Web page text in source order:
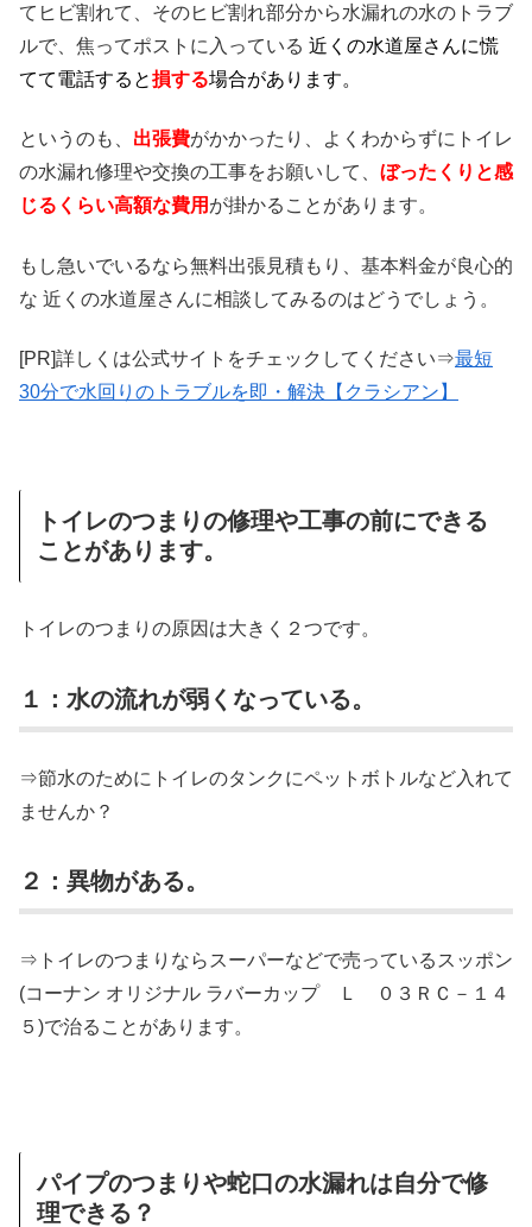
てヒビ割れて、そのヒビ割れ部分から水漏れの水のトラブ
ルで、焦ってポストに入っている 近くの水道屋さんに慌
てて電話すると損する場合があります。
というのも、 出張費がかかったり、よくわからずにトイレ
の水漏れ修理や交換の工事をお願いして、 ぼったくりと感
じるくらい高額な費用 が掛かることがあります。
もし急いでいるなら無料出張見積もり、基本料金が良心的
な 近くの水道屋さんに相談してみるのはどうでしょう。
[PR]詳しくは公式サイトをチェックしてください⇒最短
30分で水回りのトラブルを即・解決【クラシアン】
トイレのつまりの修理や工事の前にできる
ことがあります。
トイレのつまりの原因は大きく２つです。
１：水の流れが弱くなっている。
⇒節水のためにトイレのタンクにペットボトルなど入れて
ませんか？
２：異物がある。
⇒トイレのつまりならスーパーなどで売っているスッポン
(コーナン オリジナル ラバーカップ Ｌ ０３ＲＣ－１４
５)で治ることがあります。
パイプのつまりや蛇口の水漏れは自分で修
理できる？